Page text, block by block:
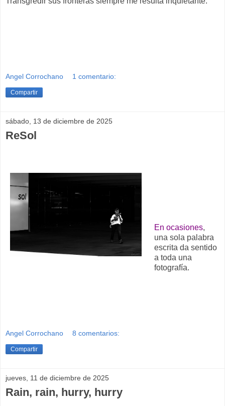
Angel Corrochano 1 comentario:
Compartir
sábado, 13 de diciembre de 2025
ReSol
En ocasiones,
una sola palabra
escrita da sentido
a toda una
fotografía.
Angel Corrochano 8 comentarios:
Compartir
jueves, 11 de diciembre de 2025
Rain, rain, hurry, hurry